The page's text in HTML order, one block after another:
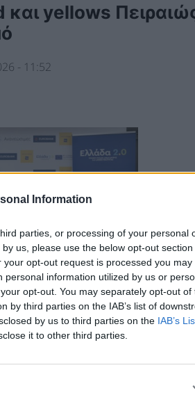
Information
parties, or processing of your personal
us, please use the below opt-out section
opt-out request is processed you may
information utilized by us or
opt-out. You may separately opt-out of
by third parties on the IAB’s list of
by us to third parties on the IAB’s
it to other third parties.
και yellows
- 11:52
μεγάλο
550 ΜWp
στην